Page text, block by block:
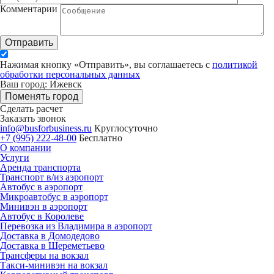
Комментарии
Отправить
Нажимая кнопку «Отправить», вы соглашаетесь с политикой
обработки персональных данных
Ваш город: Ижевск
Поменять город
Сделать расчет
Заказать звонок
info@busforbusiness.ru Круглосуточно
+7 (995) 222-48-00 Бесплатно
О компании
Услуги
Аренда транспорта
Транспорт в/из аэропорт
Автобус в аэропорт
Микроавтобус в аэропорт
Минивэн в аэропорт
Автобус в Королеве
Перевозка из Владимира в аэропорт
Доставка в Домодедово
Доставка в Шереметьево
Трансферы на вокзал
Такси-минивэн на вокзал